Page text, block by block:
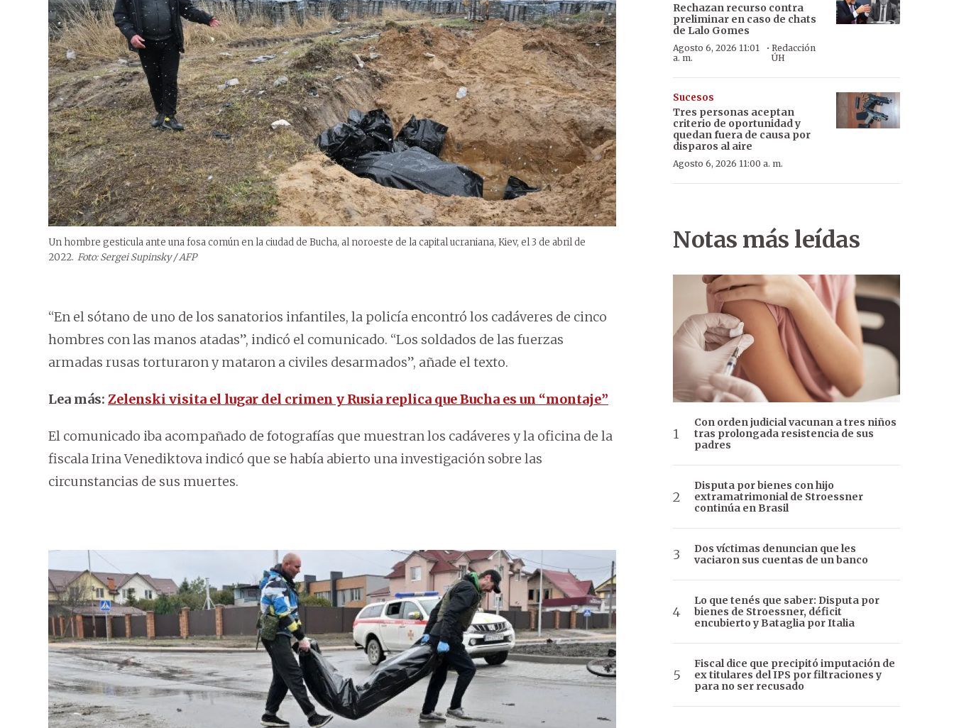
Un hombre gesticula ante una fosa común en la ciudad de Bucha, al noroeste de la capital ucraniana, Kiev, el 3 de abril de
2022. Foto: Sergei Supinsky / AFP
“En el sótano de uno de los sanatorios infantiles, la policía encontró los cadáveres de cinco
hombres con las manos atadas”, indicó el comunicado. “Los soldados de las fuerzas
armadas rusas torturaron y mataron a civiles desarmados”, añade el texto.
Lea más: Zelenski visita el lugar del crimen y Rusia replica que Bucha es un “montaje”
El comunicado iba acompañado de fotografías que muestran los cadáveres y la oficina de la
fiscala Irina Venediktova indicó que se había abierto una investigación sobre las
circunstancias de sus muertes.
Rechazan recurso contra
preliminar en caso de chats
de Lalo Gomes
Agosto 6, 2026 11:01
a. m.
·Redacción
ÚH
Sucesos
Tres personas aceptan
criterio de oportunidad y
quedan fuera de causa por
disparos al aire
Agosto 6, 2026 11:00 a. m.
Notas más leídas
Con orden judicial vacunan a tres niños
tras prolongada resistencia de sus
padres
Disputa por bienes con hijo
extramatrimonial de Stroessner
continúa en Brasil
Dos víctimas denuncian que les
vaciaron sus cuentas de un banco
Lo que tenés que saber: Disputa por
bienes de Stroessner, déficit
encubierto y Bataglia por Italia
Fiscal dice que precipitó imputación de
ex titulares del IPS por filtraciones y
para no ser recusado